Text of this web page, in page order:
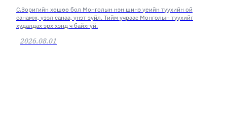
С.Зоригийн хөшөө бол Монголын нэн шинэ үеийн түүхийн ой
санамж, үзэл санаа, үнэт зүйл. Тийм учраас Монголын түүхийг
худалдах эрх хэнд ч байхгүй.
2026.08.01